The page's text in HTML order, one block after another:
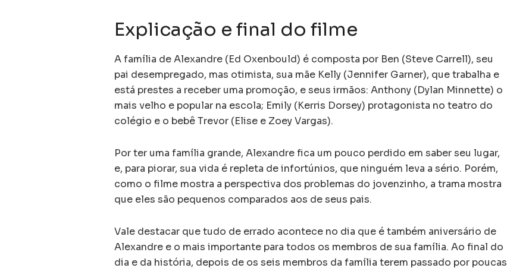
Explicação e final do filme
A família de Alexandre (Ed Oxenbould) é composta por Ben (Steve Carrell), seu
pai desempregado, mas otimista, sua mãe Kelly (Jennifer Garner), que trabalha e
está prestes a receber uma promoção, e seus irmãos: Anthony (Dylan Minnette) o
mais velho e popular na escola; Emily (Kerris Dorsey) protagonista no teatro do
colégio e o bebê Trevor (Elise e Zoey Vargas).
Por ter uma família grande, Alexandre fica um pouco perdido em saber seu lugar,
e, para piorar, sua vida é repleta de infortúnios, que ninguém leva a sério. Porém,
como o filme mostra a perspectiva dos problemas do jovenzinho, a trama mostra
que eles são pequenos comparados aos de seus pais.
Vale destacar que tudo de errado acontece no dia que é também aniversário de
Alexandre e o mais importante para todos os membros de sua família. Ao final do
dia e da história, depois de os seis membros da família terem passado por poucas